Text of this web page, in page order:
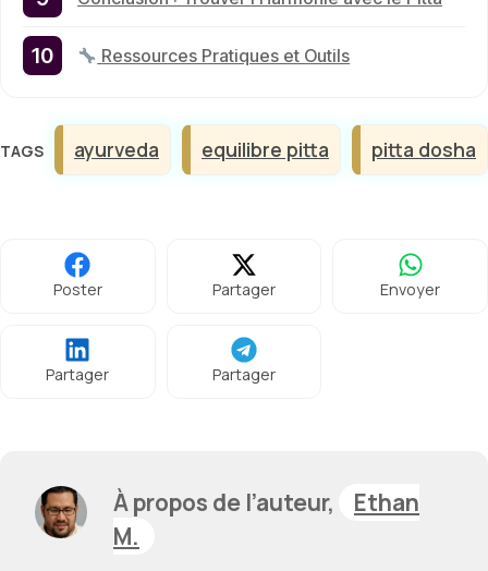
Ressources Pratiques et Outils
Étiquettes
ayurveda equilibre pitta pitta dosha
Poster Partager Envoyer
Partager Partager
À propos de l’auteur,
Ethan
M.